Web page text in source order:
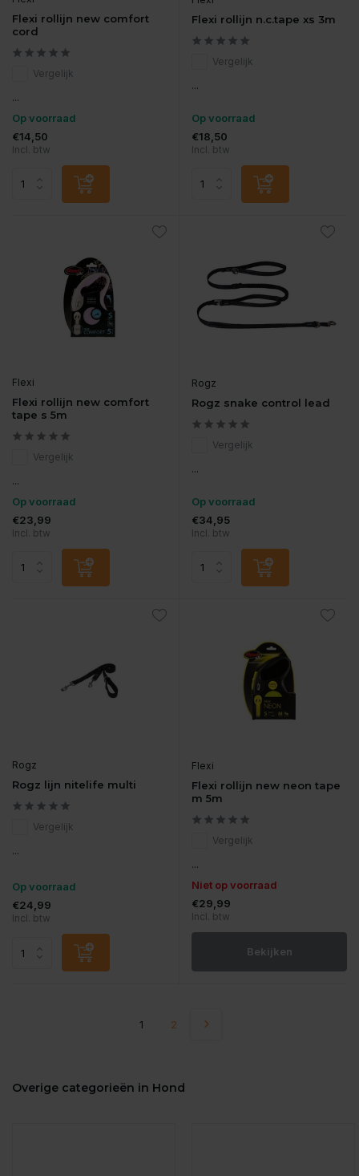
Flexi rollijn new comfort
cord
Vergelijk
...
Op voorraad
€14,50
Incl. btw
Flexi rollijn n.c.tape xs 3m
Vergelijk
...
Op voorraad
€18,50
Incl. btw
Flexi
Flexi rollijn new comfort
tape s 5m
Vergelijk
...
Op voorraad
€23,99
Incl. btw
Rogz
Rogz snake control lead
Vergelijk
...
Op voorraad
€34,95
Incl. btw
Rogz
Rogz lijn nitelife multi
Vergelijk
...
Op voorraad
€24,99
Incl. btw
Flexi
Flexi rollijn new neon tape
m 5m
Vergelijk
...
Niet op voorraad
€29,99
Incl. btw
Bekijken
1 2
Overige categorieën in Hond